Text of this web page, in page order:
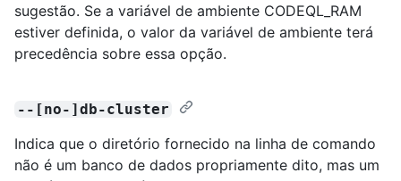
sugestão. Se a variável de ambiente CODEQL_RAM
estiver definida, o valor da variável de ambiente terá
precedência sobre essa opção.
--[no-]db-cluster
Indica que o diretório fornecido na linha de comando
não é um banco de dados propriamente dito, mas um